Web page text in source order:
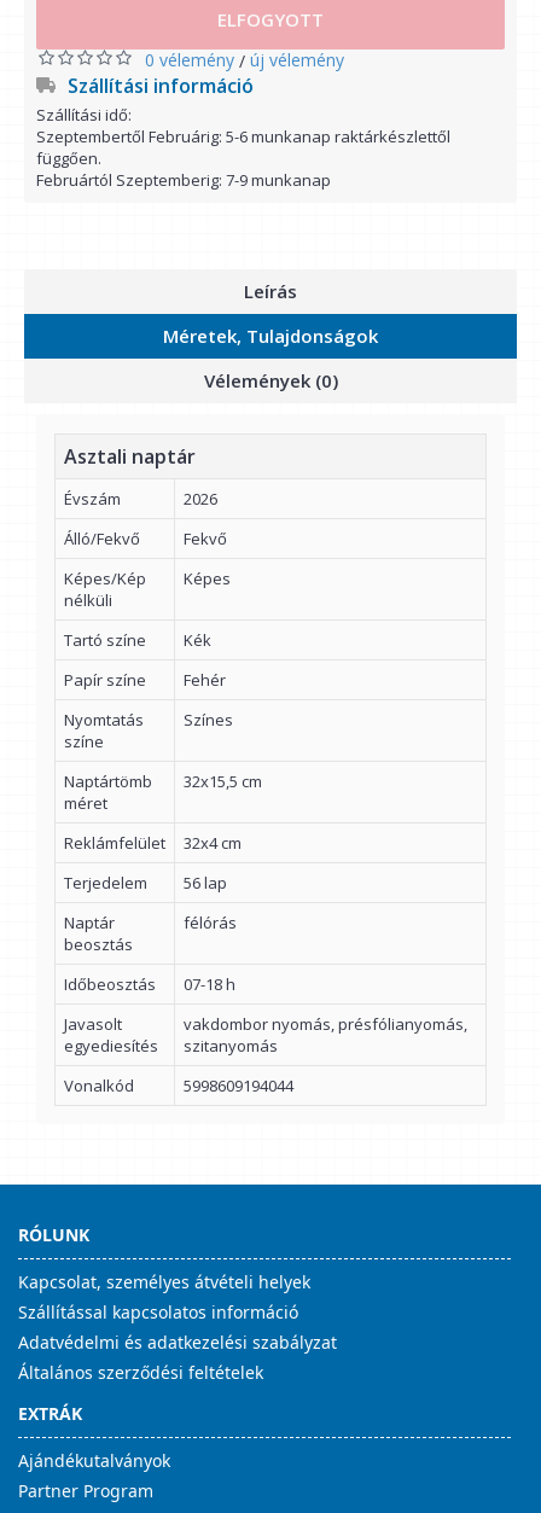
ELFOGYOTT
0 vélemény / új vélemény
Szállítási információ
Szállítási idő:
Szeptembertől Februárig: 5-6 munkanap raktárkészlettől
függően.
Februártól Szeptemberig: 7-9 munkanap
Leírás
Méretek, Tulajdonságok
Vélemények (0)
Asztali naptár
Évszám
2026
Álló/Fekvő
Fekvő
Képes/Kép
nélküli
Képes
Tartó színe
Kék
Papír színe
Fehér
Nyomtatás
színe
Színes
Naptártömb
méret
32x15,5 cm
Reklámfelület
32x4 cm
Terjedelem
56 lap
Naptár
beosztás
félórás
Időbeosztás
07-18 h
Javasolt
egyediesítés
vakdombor nyomás, présfólianyomás,
szitanyomás
Vonalkód
5998609194044
RÓLUNK
Kapcsolat, személyes átvételi helyek
Szállítással kapcsolatos információ
Adatvédelmi és adatkezelési szabályzat
Általános szerződési feltételek
EXTRÁK
Ajándékutalványok
Partner Program